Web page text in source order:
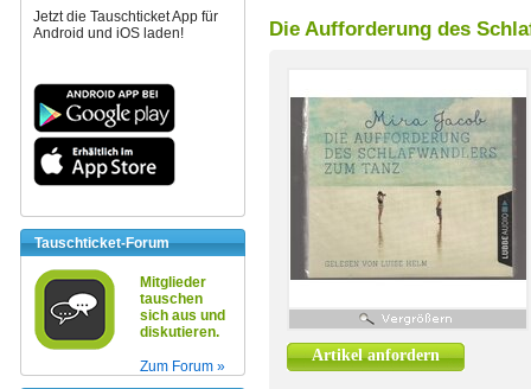
Jetzt die Tauschticket App für
Android und iOS laden!
Tauschticket-Forum
Mitglieder
tauschen
sich aus und
diskutieren.
Zum Forum »
Die Aufforderung des
Artikel anfordern